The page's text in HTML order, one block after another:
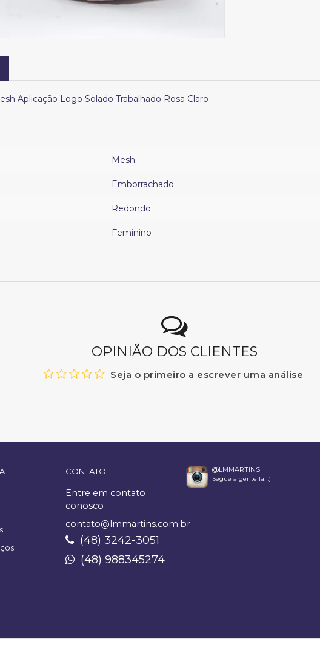
Aplicação Logo Solado Trabalhado Rosa Claro
Mesh
Emborrachado
Redondo
Feminino
OPINIÃO DOS CLIENTES
Seja o primeiro a escrever uma análise
CONTATO
Entre em contato
conosco
contato@lmmartins.com.br
(48) 3242-3051
(48) 988345274
@LMMARTINS_
Segue a gente lá! :)